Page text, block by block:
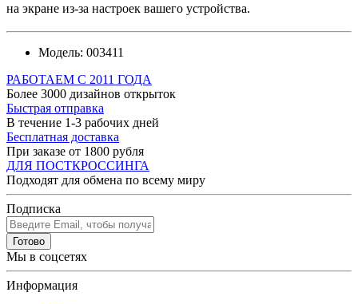
на экране из-за настроек вашего устройства.
Модель: 003411
РАБОТАЕМ С 2011 ГОДА
Более 3000 дизайнов открыток
Быстрая отправка
В течение 1-3 рабочих дней
Бесплатная доставка
При заказе от 1800 рубля
ДЛЯ ПОСТКРОССИНГА
Подходят для обмена по всему миру
Подписка
Готово
Мы в соцсетях
Информация